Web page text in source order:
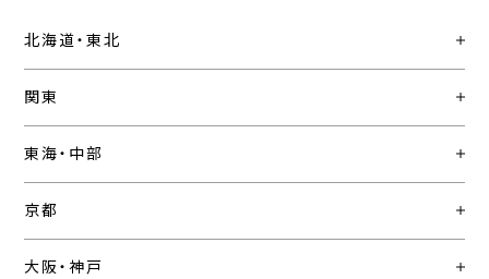
北海道・東北
関東
東海・中部
京都
大阪・神戸